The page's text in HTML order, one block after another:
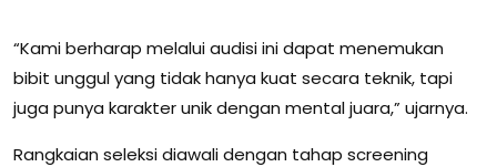
“Kami berharap melalui audisi ini dapat menemukan
bibit unggul yang tidak hanya kuat secara teknik, tapi
juga punya karakter unik dengan mental juara,” ujarnya.
Rangkaian seleksi diawali dengan tahap screening